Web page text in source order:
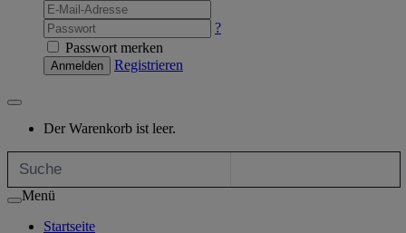
?
Passwort merken
Anmelden Registrieren
Der Warenkorb ist leer.
Menü
Startseite